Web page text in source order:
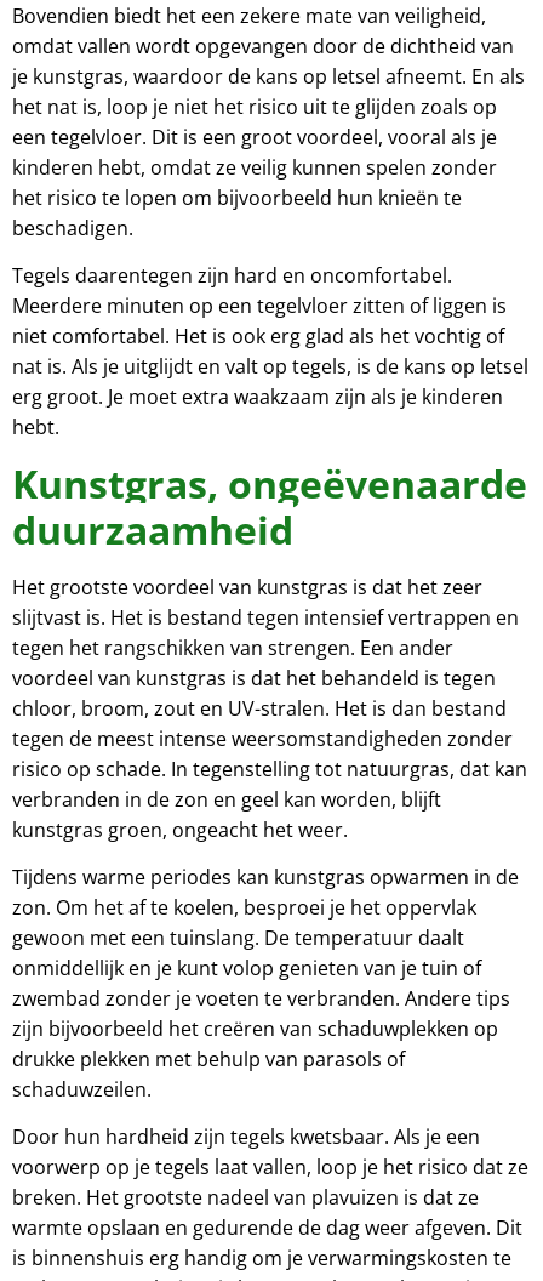
Bovendien biedt het een zekere mate van veiligheid,
omdat vallen wordt opgevangen door de dichtheid van
je kunstgras, waardoor de kans op letsel afneemt. En als
het nat is, loop je niet het risico uit te glijden zoals op
een tegelvloer. Dit is een groot voordeel, vooral als je
kinderen hebt, omdat ze veilig kunnen spelen zonder
het risico te lopen om bijvoorbeeld hun knieën te
beschadigen.
Tegels daarentegen zijn hard en oncomfortabel.
Meerdere minuten op een tegelvloer zitten of liggen is
niet comfortabel. Het is ook erg glad als het vochtig of
nat is. Als je uitglijdt en valt op tegels, is de kans op letsel
erg groot. Je moet extra waakzaam zijn als je kinderen
hebt.
Kunstgras, ongeëvenaarde
duurzaamheid
Het grootste voordeel van kunstgras is dat het zeer
slijtvast is. Het is bestand tegen intensief vertrappen en
tegen het rangschikken van strengen. Een ander
voordeel van kunstgras is dat het behandeld is tegen
chloor, broom, zout en UV-stralen. Het is dan bestand
tegen de meest intense weersomstandigheden zonder
risico op schade. In tegenstelling tot natuurgras, dat kan
verbranden in de zon en geel kan worden, blijft
kunstgras groen, ongeacht het weer.
Tijdens warme periodes kan kunstgras opwarmen in de
zon. Om het af te koelen, besproei je het oppervlak
gewoon met een tuinslang. De temperatuur daalt
onmiddellijk en je kunt volop genieten van je tuin of
zwembad zonder je voeten te verbranden. Andere tips
zijn bijvoorbeeld het creëren van schaduwplekken op
drukke plekken met behulp van parasols of
schaduwzeilen.
Door hun hardheid zijn tegels kwetsbaar. Als je een
voorwerp op je tegels laat vallen, loop je het risico dat ze
breken. Het grootste nadeel van plavuizen is dat ze
warmte opslaan en gedurende de dag weer afgeven. Dit
is binnenshuis erg handig om je verwarmingskosten te